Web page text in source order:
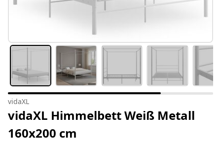
vidaXL
vidaXL Himmelbett Weiß Metall
160x200 cm